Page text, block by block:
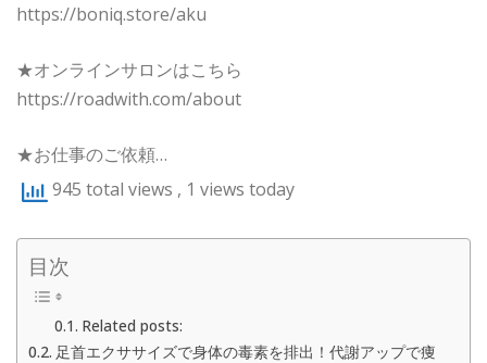
https://boniq.store/aku
★オンラインサロンはこちら
https://roadwith.com/about
★お仕事のご依頼…
945 total views , 1 views today
目次
Related posts:
足首エクササイズで身体の毒素を排出！代謝アップで痩